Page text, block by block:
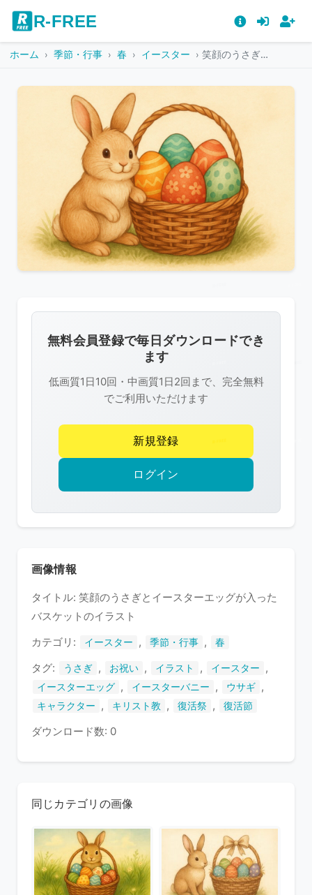
R-FREE
ホーム 季節・行事 春 イースター 笑顔のうさぎとイースターエッグが入ったバスケットのイラスト
像
は
R-
FREE
作
権
護
い
す
無料会員登録で毎日ダウンロードでき
ます
低画質1日10回・中画質1日2回まで、完全無料
でご利用いただけます
新規登録
ログイン
画像情報
タイトル: 笑顔のうさぎとイースターエッグが入った
バスケットのイラスト
カテゴリ:
イースター , 季節・行事 , 春
タグ: うさぎ , お祝い , イラスト , イースター ,
イースターエッグ , イースターバニー , ウサギ ,
キャラクター , キリスト教 , 復活祭 , 復活節
ダウンロード数: 0
同じカテゴリの画像